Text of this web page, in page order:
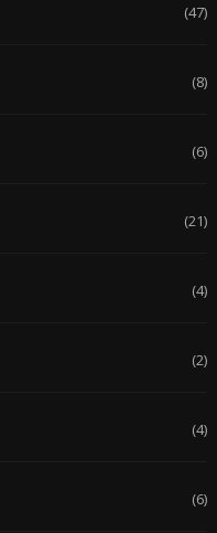
(47)
(8)
(6)
(21)
(4)
(2)
(4)
(6)